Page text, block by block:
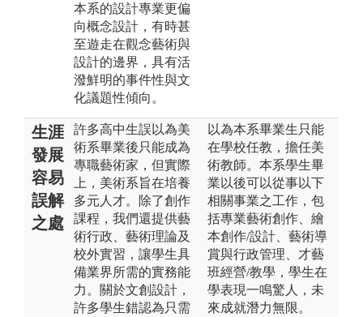
本系的設計專業更偏
向概念設計，有時甚
至遊走在觀念藝術與
設計的邊界，具有活
潑鮮明的事件性與文
化議題性傾向。
生涯
發展
容易
誤解
之處
許多高中生誤以為美
術系畢業後只能成為
專職藝術家，但實際
上，美術系旨在培養
多元人才。除了創作
課程，我們還提供藝
術行政、藝術理論及
校外實習，讓學生具
備業界所需的實務能
力。關於文創設計，
許多學生錯認為只需
以為本系畢業生只能
在學校任教，擔任美
術教師。本系學生畢
業以後可以從事以下
相關事業之工作，包
括專業藝術創作、繪
本創作/設計、藝術導
賞與行政管理、才藝
班經營/教學，學生在
學表現一鳴驚人，未
來成就潛力無限。